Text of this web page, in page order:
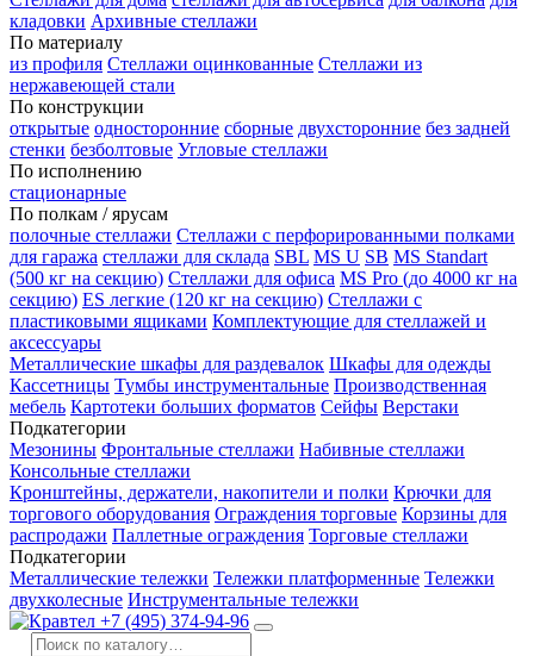
кладовки Архивные стеллажи
По материалу
из профиля Стеллажи оцинкованные Стеллажи из
нержавеющей стали
По конструкции
открытые односторонние сборные двухсторонние без задней
стенки безболтовые Угловые стеллажи
По исполнению
стационарные
По полкам / ярусам
полочные стеллажи Стеллажи с перфорированными полками
для гаража стеллажи для склада SBL MS U SB MS Standart
(500 кг на секцию) Стеллажи для офиса MS Pro (до 4000 кг на
секцию) ES легкие (120 кг на секцию) Стеллажи с
пластиковыми ящиками Комплектующие для стеллажей и
аксессуары
Металлические шкафы для раздевалок Шкафы для одежды
Кассетницы Тумбы инструментальные Производственная
мебель Картотеки больших форматов Сейфы Верстаки
Подкатегории
Мезонины Фронтальные стеллажи Набивные стеллажи
Консольные стеллажи
Кронштейны, держатели, накопители и полки Крючки для
торгового оборудования Ограждения торговые Корзины для
распродажи Паллетные ограждения Торговые стеллажи
Подкатегории
Металлические тележки Тележки платформенные Тележки
двухколесные Инструментальные тележки
+7 (495) 374-94-96